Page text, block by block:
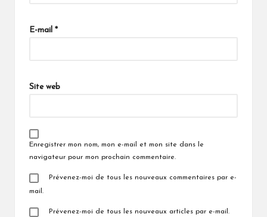
E-mail *
Site web
Enregistrer mon nom, mon e-mail et mon site dans le
navigateur pour mon prochain commentaire.
Prévenez-moi de tous les nouveaux commentaires par e-
mail.
Prévenez-moi de tous les nouveaux articles par e-mail.